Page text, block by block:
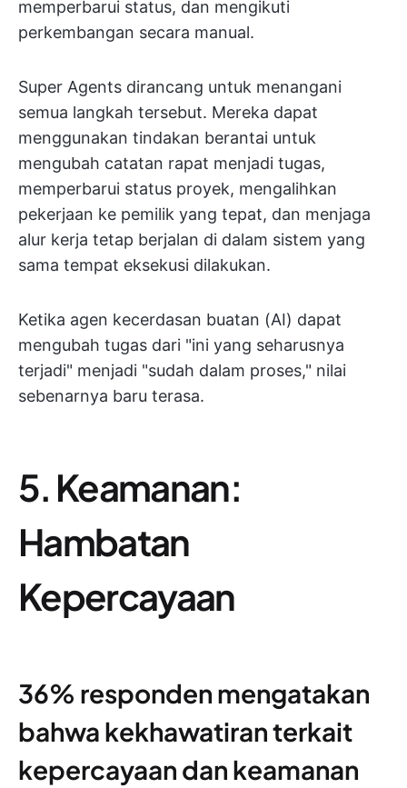
memperbarui status, dan mengikuti
perkembangan secara manual.
Super Agents dirancang untuk menangani
semua langkah tersebut. Mereka dapat
menggunakan tindakan berantai untuk
mengubah catatan rapat menjadi tugas,
memperbarui status proyek, mengalihkan
pekerjaan ke pemilik yang tepat, dan menjaga
alur kerja tetap berjalan di dalam sistem yang
sama tempat eksekusi dilakukan.
Ketika agen kecerdasan buatan (AI) dapat
mengubah tugas dari "ini yang seharusnya
terjadi" menjadi "sudah dalam proses," nilai
sebenarnya baru terasa.
5. Keamanan:
Hambatan
Kepercayaan
36% responden mengatakan
bahwa kekhawatiran terkait
kepercayaan dan keamanan